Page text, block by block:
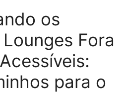
os
Fora
para o